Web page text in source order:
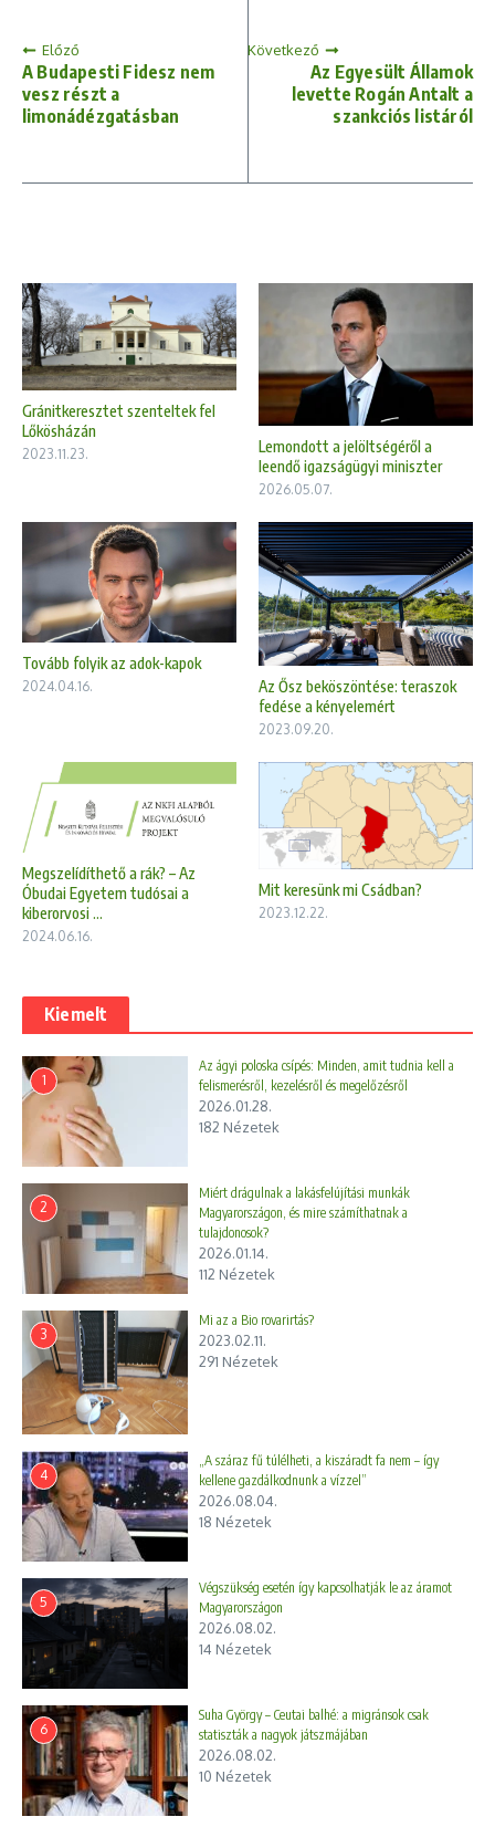
Előző
A Budapesti Fidesz nem
vesz részt a
limonádézgatásban
Következő
Az Egyesült Államok
levette Rogán Antalt a
szankciós listáról
Gránitkeresztet szenteltek fel
Lőkösházán
2023.11.23.
Lemondott a jelöltségéről a
leendő igazságügyi miniszter
2026.05.07.
Tovább folyik az adok-kapok
2024.04.16.
Az Ősz beköszöntése: teraszok
fedése a kényelemért
2023.09.20.
Megszelídíthető a rák? – Az
Óbudai Egyetem tudósai a
kiberorvosi ...
2024.06.16.
Mit keresünk mi Csádban?
2023.12.22.
Kiemelt
1
Az ágyi poloska csípés: Minden, amit tudnia kell a
felismerésről, kezelésről és megelőzésről
2026.01.28.
182 Nézetek
2
Miért drágulnak a lakásfelújítási munkák
Magyarországon, és mire számíthatnak a
tulajdonosok?
2026.01.14.
112 Nézetek
3
Mi az a Bio rovarirtás?
2023.02.11.
291 Nézetek
4
„A száraz fű túlélheti, a kiszáradt fa nem – így
kellene gazdálkodnunk a vízzel”
2026.08.04.
18 Nézetek
5
Végszükség esetén így kapcsolhatják le az áramot
Magyarországon
2026.08.02.
14 Nézetek
6
Suha György – Ceutai balhé: a migránsok csak
statiszták a nagyok játszmájában
2026.08.02.
10 Nézetek